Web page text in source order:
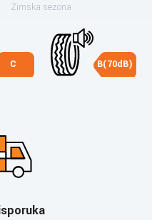
Zimska sezona
C B(70dB)